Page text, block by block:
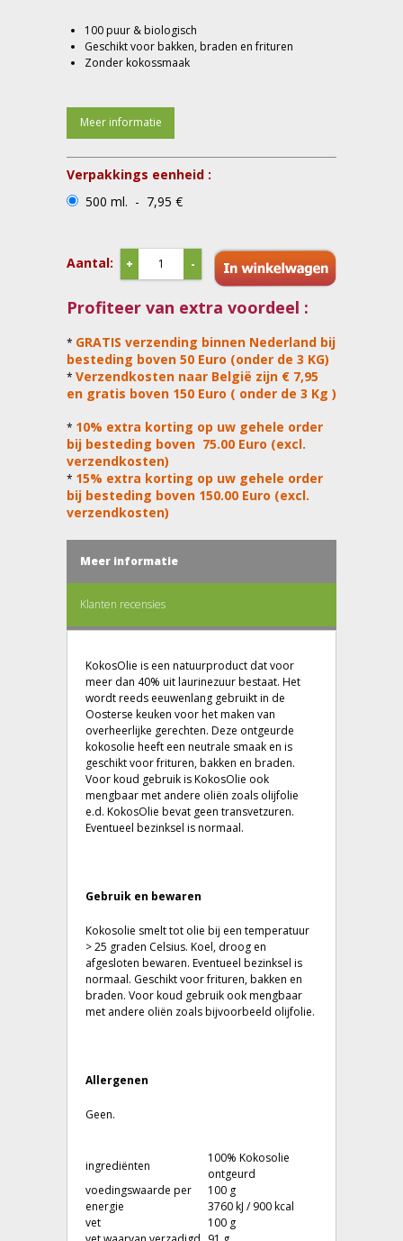
100 puur & biologisch
Geschikt voor bakken, braden en frituren
Zonder kokossmaak
Meer informatie
Verpakkings eenheid :
500 ml. - 7,95 €
Aantal: + -
Profiteer van extra voordeel :
* GRATIS verzending binnen Nederland bij
besteding boven 50 Euro (onder de 3 KG)
* Verzendkosten naar België zijn € 7,95
en gratis boven 150 Euro ( onder de 3 Kg )
* 10% extra korting op uw gehele order
bij besteding boven 75.00 Euro (excl.
verzendkosten)
* 15% extra korting op uw gehele order
bij besteding boven 150.00 Euro (excl.
verzendkosten)
Meer informatie
Klanten recensies
KokosOlie is een natuurproduct dat voor
meer dan 40% uit laurinezuur bestaat. Het
wordt reeds eeuwenlang gebruikt in de
Oosterse keuken voor het maken van
overheerlijke gerechten. Deze ontgeurde
kokosolie heeft een neutrale smaak en is
geschikt voor frituren, bakken en braden.
Voor koud gebruik is KokosOlie ook
mengbaar met andere oliën zoals olijfolie
e.d. KokosOlie bevat geen transvetzuren.
Eventueel bezinksel is normaal.
Gebruik en bewaren
Kokosolie smelt tot olie bij een temperatuur
> 25 graden Celsius. Koel, droog en
afgesloten bewaren. Eventueel bezinksel is
normaal. Geschikt voor frituren, bakken en
braden. Voor koud gebruik ook mengbaar
met andere oliën zoals bijvoorbeeld olijfolie.
Allergenen
Geen.
ingrediënten
100% Kokosolie
ontgeurd
voedingswaarde per
100 g
energie
3760 kJ / 900 kcal
vet
100 g